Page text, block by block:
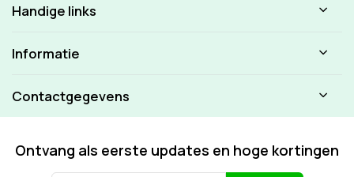
Handige links
Informatie
Contactgegevens
Ontvang als eerste updates en hoge kortingen